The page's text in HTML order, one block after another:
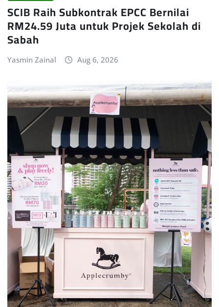
SCIB Raih Subkontrak EPCC Bernilai
RM24.59 Juta untuk Projek Sekolah di
Sabah
Yasmin Zainal Aug 6, 2026